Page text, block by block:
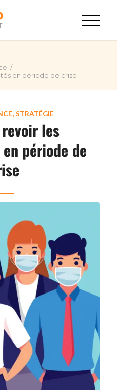
/
en période de crise
, STRATÉGIE
les
période de